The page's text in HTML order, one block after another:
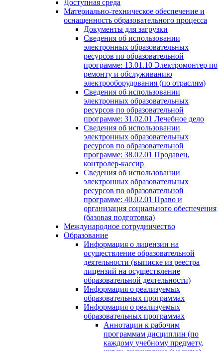
Доступная среда
Материально-техническое обеспечение и
оснащенность образовательного процесса
Документы для загрузки
Сведения об использовании
электронных образовательных
ресурсов по образовательной
программе: 13.01.10 Электромонтер по
ремонту и обслуживанию
электрооборудования (по отраслям)
Сведения об использовании
электронных образовательных
ресурсов по образовательной
программе: 31.02.01 Лечебное дело
Сведения об использовании
электронных образовательных
ресурсов по образовательной
программе: 38.02.01 Продавец,
контролер-кассир
Сведения об использовании
электронных образовательных
ресурсов по образовательной
программе: 40.02.01 Право и
организация социального обеспечения
(базовая подготовка)
Международное сотрудничество
Образование
Информация о лицензии на
осуществление образовательной
деятельности (выписке из реестра
лицензий на осуществление
образовательной деятельности)
Информация о реализуемых
образовательных программах
Информация о реализуемых
образовательных программах
Аннотации к рабочим
программам дисциплин (по
каждому учебному предмету,